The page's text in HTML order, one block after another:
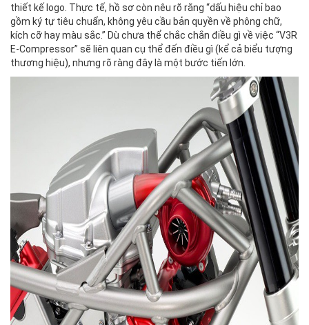
thiết kế logo. Thực tế, hồ sơ còn nêu rõ rằng “dấu hiệu chỉ bao
gồm ký tự tiêu chuẩn, không yêu cầu bản quyền về phông chữ,
kích cỡ hay màu sắc.” Dù chưa thể chắc chắn điều gì về việc “V3R
E-Compressor” sẽ liên quan cụ thể đến điều gì (kể cả biểu tượng
thương hiệu), nhưng rõ ràng đây là một bước tiến lớn.